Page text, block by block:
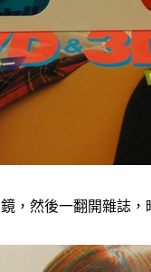
然後一翻開雜誌，